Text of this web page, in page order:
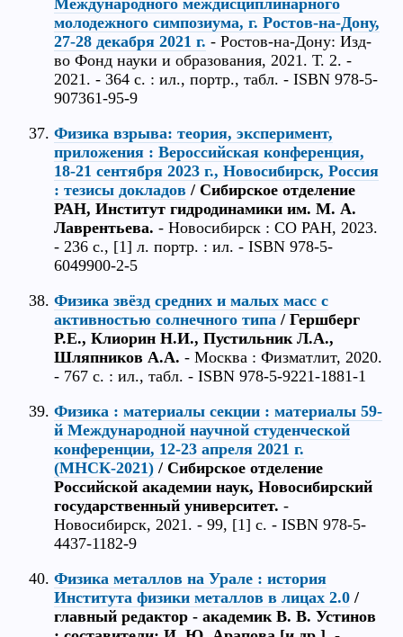
молодежного симпозиума, г. Ростов-на-Дону,
27-28 декабря 2021 г. - Ростов-на-Дону: Изд-
во Фонд науки и образования, 2021. Т. 2. -
2021. - 364 с. : ил., портр., табл. - ISBN 978-5-
907361-95-9
Физика взрыва: теория, эксперимент,
приложения : Вероссийская конференция,
18-21 сентября 2023 г., Новосибирск, Россия
: тезисы докладов / Сибирское отделение
РАН, Институт гидродинамики им. М. А.
Лаврентьева. - Новосибирск : СО РАН, 2023.
- 236 с., [1] л. портр. : ил. - ISBN 978-5-
6049900-2-5
Физика звёзд средних и малых масс с
активностью солнечного типа / Гершберг
Р.Е., Клиорин Н.И., Пустильник Л.А.,
Шляпников А.А. - Москва : Физматлит, 2020.
- 767 с. : ил., табл. - ISBN 978-5-9221-1881-1
Физика : материалы секции : материалы 59-
й Международной научной студенческой
конференции, 12-23 апреля 2021 г.
(МНСК-2021) / Сибирское отделение
Российской академии наук, Новосибирский
государственный университет. -
Новосибирск, 2021. - 99, [1] c. - ISBN 978-5-
4437-1182-9
Физика металлов на Урале : история
Института физики металлов в лицах 2.0 /
главный редактор - академик В. В. Устинов